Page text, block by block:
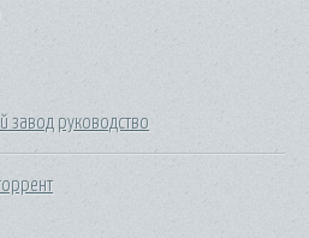
руководство